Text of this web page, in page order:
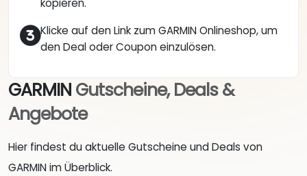
kopieren.
Klicke auf den Link zum GARMIN Onlineshop, um
den Deal oder Coupon einzulösen.
GARMIN Gutscheine, Deals &
Angebote
Hier findest du aktuelle Gutscheine und Deals von
GARMIN im Überblick.